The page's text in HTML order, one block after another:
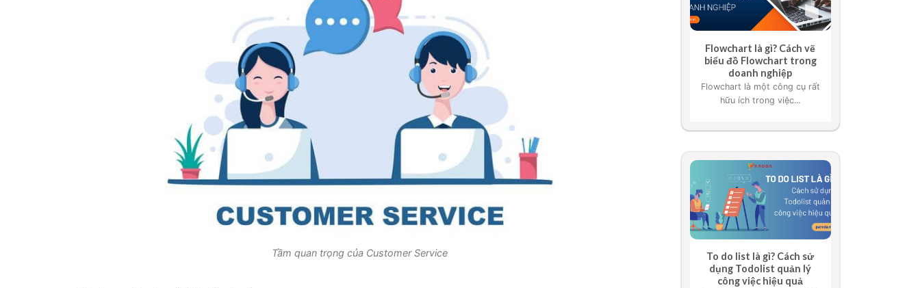
Tầm quan trọng của Customer Service
Flowchart là gì? Cách vẽ
biểu đồ Flowchart trong
doanh nghiệp
Flowchart là một công cụ rất
hữu ích trong việc...
To do list là gì? Cách sử
dụng Todolist quản lý
công việc hiệu quả